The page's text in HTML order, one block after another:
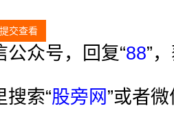
众号，回复“88”
搜索“股旁网 ”或者